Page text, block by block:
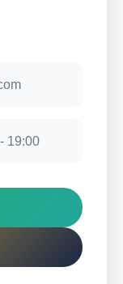
19:00